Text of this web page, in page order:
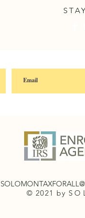
© 2021 by